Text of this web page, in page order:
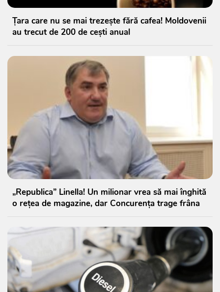
Țara care nu se mai trezește fără cafea! Moldovenii
au trecut de 200 de cești anual
„Republica” Linella! Un milionar vrea să mai înghită
o rețea de magazine, dar Concurența trage frâna